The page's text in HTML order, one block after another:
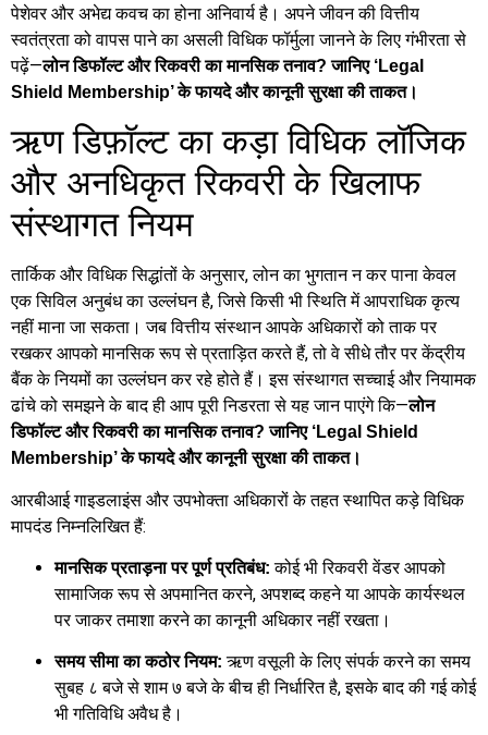
पेशेवर और अभेद्य कवच का होना अनिवार्य है। अपने जीवन की वित्तीय
स्वतंत्रता को वापस पाने का असली विधिक फॉर्मुला जानने के लिए गंभीरता से
पढ़ें—लोन डिफॉल्ट और रिकवरी का मानसिक तनाव? जानिए ‘Legal
Shield Membership’ के फायदे और कानूनी सुरक्षा की ताकत।
ऋण डिफ़ॉल्ट का कड़ा विधिक लॉजिक
और अनधिकृत रिकवरी के खिलाफ
संस्थागत नियम
तार्किक और विधिक सिद्धांतों के अनुसार, लोन का भुगतान न कर पाना केवल
एक सिविल अनुबंध का उल्लंघन है, जिसे किसी भी स्थिति में आपराधिक कृत्य
नहीं माना जा सकता। जब वित्तीय संस्थान आपके अधिकारों को ताक पर
रखकर आपको मानसिक रूप से प्रताड़ित करते हैं, तो वे सीधे तौर पर केंद्रीय
बैंक के नियमों का उल्लंघन कर रहे होते हैं। इस संस्थागत सच्चाई और नियामक
ढांचे को समझने के बाद ही आप पूरी निडरता से यह जान पाएंगे कि—लोन
डिफॉल्ट और रिकवरी का मानसिक तनाव? जानिए ‘Legal Shield
Membership’ के फायदे और कानूनी सुरक्षा की ताकत।
आरबीआई गाइडलाइंस और उपभोक्ता अधिकारों के तहत स्थापित कड़े विधिक
मापदंड निम्नलिखित हैं:
मानसिक प्रताड़ना पर पूर्ण प्रतिबंध: कोई भी रिकवरी वेंडर आपको
सामाजिक रूप से अपमानित करने, अपशब्द कहने या आपके कार्यस्थल
पर जाकर तमाशा करने का कानूनी अधिकार नहीं रखता।
समय सीमा का कठोर नियम: ऋण वसूली के लिए संपर्क करने का समय
सुबह ८ बजे से शाम ७ बजे के बीच ही निर्धारित है, इसके बाद की गई कोई
भी गतिविधि अवैध है।